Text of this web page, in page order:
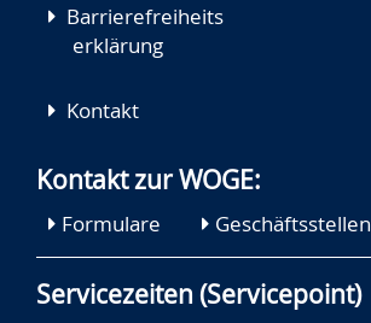
Barrierefreiheits
erklärung
Kontakt
Kontakt zur WOGE:
Formulare Geschäftsstellen
Servicezeiten (Servicepoint)